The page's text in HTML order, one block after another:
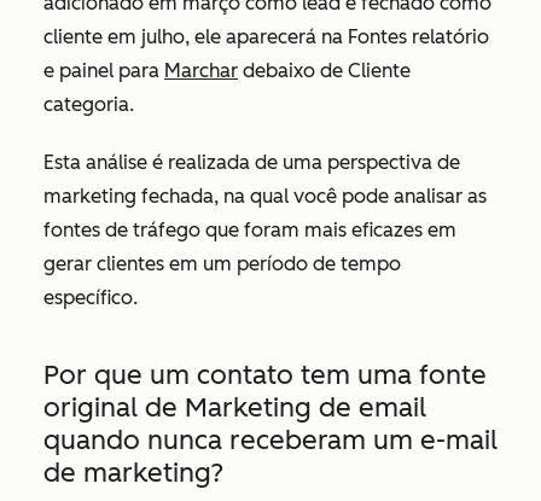
cliente em julho, ele aparecerá na Fontes relatório
e painel para Marchar debaixo de Cliente
categoria.
Esta análise é realizada de uma perspectiva de
marketing fechada, na qual você pode analisar as
fontes de tráfego que foram mais eficazes em
gerar clientes em um período de tempo
específico.
Por que um contato tem uma fonte
original de Marketing de email
quando nunca receberam um e-mail
de marketing?